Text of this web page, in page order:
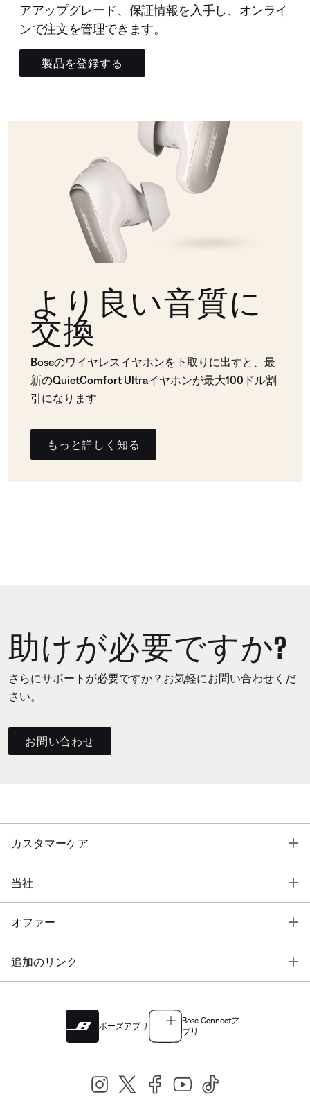
アアップグレード、保証情報を入手し、オンライ
ンで注文を管理できます。
製品を登録する
より良い音質に
交換
Boseのワイヤレスイヤホンを下取りに出すと、最
新のQuietComfort Ultraイヤホンが最大100ドル割
引になります
もっと詳しく知る
助けが必要ですか?
さらにサポートが必要ですか？お気軽にお問い合わせくだ
さい。
お問い合わせ
カスタマーケア
当社
オファー
追加のリンク
ボーズアプリ
Bose Connectア
プリ